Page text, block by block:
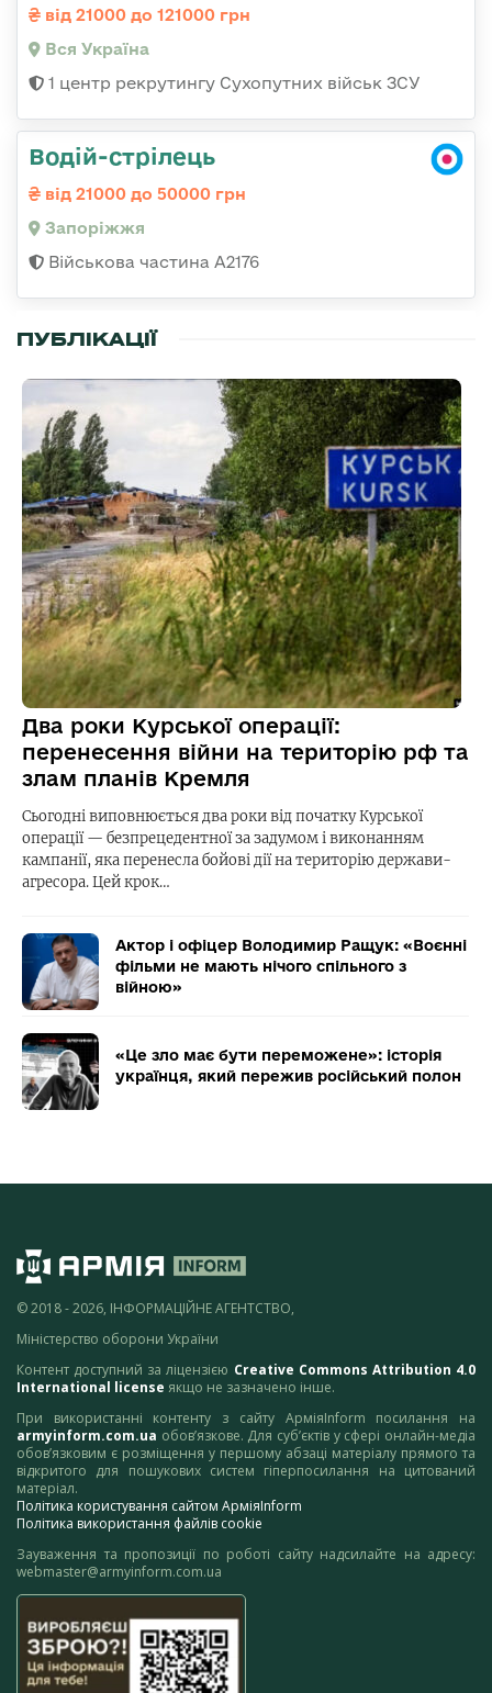
від 21000 до 121000 грн
Вся Україна
1 центр рекрутингу Сухопутних військ ЗСУ
Водій-стрілець
від 21000 до 50000 грн
Запоріжжя
Військова частина А2176
ПУБЛІКАЦІЇ
Два роки Курської операції:
перенесення війни на територію рф та
злам планів Кремля
Сьогодні виповнюється два роки від початку Курської
операції — безпрецедентної за задумом і виконанням
кампанії, яка перенесла бойові дії на територію держави-
агресора. Цей крок…
Актор і офіцер Володимир Ращук: «Воєнні
фільми не мають нічого спільного з
війною»
«Це зло має бути переможене»: історія
українця, який пережив російський полон
© 2018 - 2026, ІНФОРМАЦІЙНЕ АГЕНТСТВО,
Міністерство оборони України
Контент доступний за ліцензією Creative Commons Attribution 4.0
International license якщо не зазначено інше.
При використанні контенту з сайту АрміяInform посилання на
armyinform.com.ua обов’язкове. Для суб’єктів у сфері онлайн-медіа
обов’язковим є розміщення у першому абзаці матеріалу прямого та
відкритого для пошукових систем гіперпосилання на цитований
матеріал.
Політика користування сайтом АрміяInform
Політика використання файлів cookie
Зауваження та пропозиції по роботі сайту надсилайте на адресу:
webmaster@armyinform.com.ua